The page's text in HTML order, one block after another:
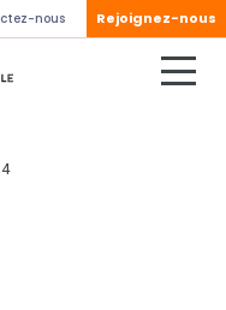
nous Rejoignez-nous